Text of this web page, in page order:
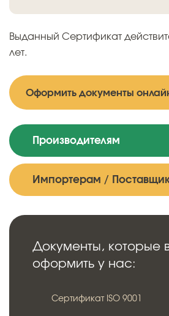
Выданный Сертификат
лет.
Оформить документы
Производителям
Импортерам /
Документы, которые
оформить у нас:
Сертификат ISO 9001